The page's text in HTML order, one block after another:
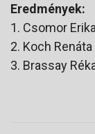
Eredmények:
1. Csomor
2. Koch
3. Brassay